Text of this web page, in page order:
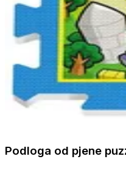
Podloga od pjene